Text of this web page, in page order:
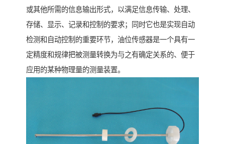
或其他所需的信息输出形式，以满足信息传输、处理、
存储、显示、记录和控制的要求；同时它也是实现自动
检测和自动控制的重要环节，油位传感器是一个具有一
定精度和规律把被测量转换为与之有确定关系的、便于
应用的某种物理量的测量装置。